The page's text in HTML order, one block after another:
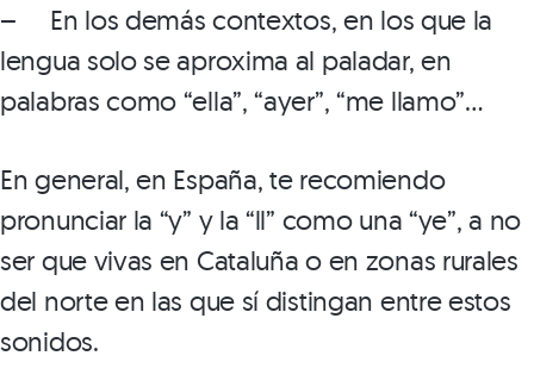
– En los demás contextos, en los que la
lengua solo se aproxima al paladar, en
palabras como “ella”, “ayer”, “me llamo”…
En general, en España, te recomiendo
pronunciar la “y” y la “ll” como una “ye”, a no
ser que vivas en Cataluña o en zonas rurales
del norte en las que sí distingan entre estos
sonidos.